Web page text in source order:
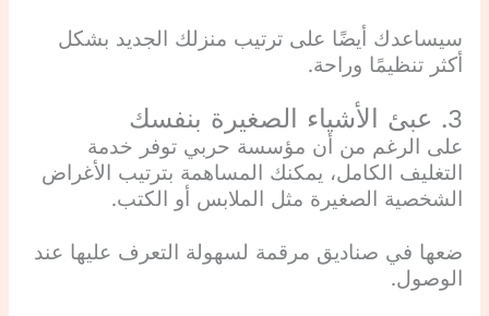
سيساعدك أيضًا على ترتيب منزلك الجديد بشكل
أكثر تنظيمًا وراحة.
3. عبئ الأشياء الصغيرة بنفسك
على الرغم من أن مؤسسة حربي توفر خدمة
التغليف الكامل، يمكنك المساهمة بترتيب الأغراض
الشخصية الصغيرة مثل الملابس أو الكتب.
ضعها في صناديق مرقمة لسهولة التعرف عليها عند
الوصول.